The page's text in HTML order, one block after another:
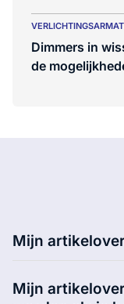
Dimmers in
de
Mijn
Mijn